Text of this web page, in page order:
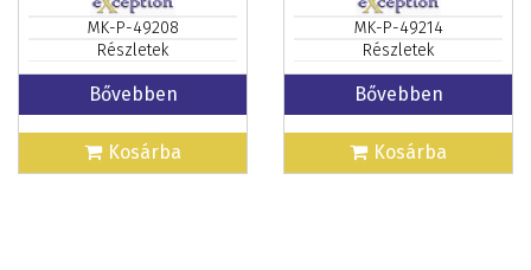
MK-P-49208
Részletek
Bővebben
Kosárba
MK-P-49214
Részletek
Bővebben
Kosárba